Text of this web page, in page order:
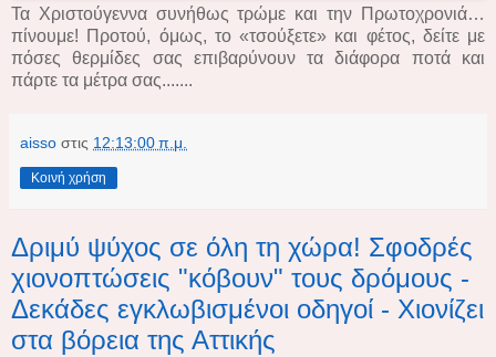
Τα Χριστούγεννα συνήθως τρώμε και την Πρωτοχρονιά…
πίνουμε! Προτού, όμως, το «τσούξετε» και φέτος, δείτε με
πόσες θερμίδες σας επιβαρύνουν τα διάφορα ποτά και
πάρτε τα μέτρα σας.......
aisso στις 12:13:00 π.μ.
Κοινή χρήση
Δριμύ ψύχος σε όλη τη χώρα! Σφοδρές
χιονοπτώσεις "κόβουν" τους δρόμους -
Δεκάδες εγκλωβισμένοι οδηγοί - Χιονίζει
στα βόρεια της Αττικής